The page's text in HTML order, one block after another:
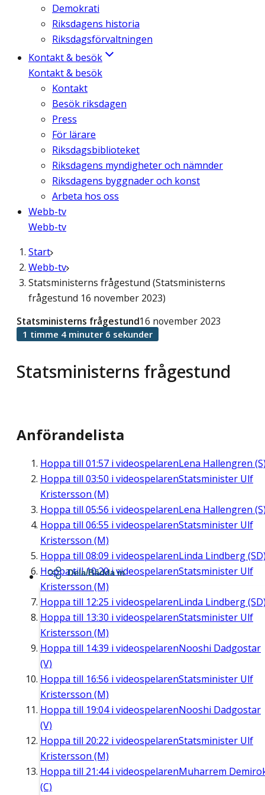
Demokrati
Riksdagens historia
Riksdagsförvaltningen
Kontakt & besök
Kontakt & besök
Kontakt
Besök riksdagen
Press
För lärare
Riksdagsbiblioteket
Riksdagens myndigheter och nämnder
Riksdagens byggnader och konst
Arbeta hos oss
Webb-tv
Webb-tv
Start
Webb-tv
Statsministerns frågestund (Statsministerns
frågestund 16 november 2023)
Statsministerns frågestund
Statsministerns frågestund16 november 2023
1 timme 4 minuter 6 sekunder
Anförandelista
Hoppa till 01:57 i videospelarenLena Hallengren
Hoppa till 03:50 i videospelarenStatsminister Ulf
Kristersson (M)
Hoppa till 05:56 i videospelarenLena Hallengren
Hoppa till 06:55 i videospelarenStatsminister Ulf
Kristersson (M)
Hoppa till 08:09 i videospelarenLinda Lindberg
Hoppa till10:20i videospelarenStatsminister Ulf
Kristersson (M)
Hoppa till 12:25 i videospelarenLinda Lindberg
Hoppa till 13:30 i videospelarenStatsminister Ulf
Kristersson (M)
Hoppa till 14:39 i videospelarenNooshi Dadgostar
(V)
Hoppa till 16:56 i videospelarenStatsminister Ulf
Kristersson (M)
Hoppa till 19:04i videospelarenNooshi Dadgostar
(V)
Hoppa till 20:22 i videospelarenStatsminister Ulf
Kristersson (M)
Hoppa till 21:44i videospelarenMuharrem
(C)
Dela/Bädda in